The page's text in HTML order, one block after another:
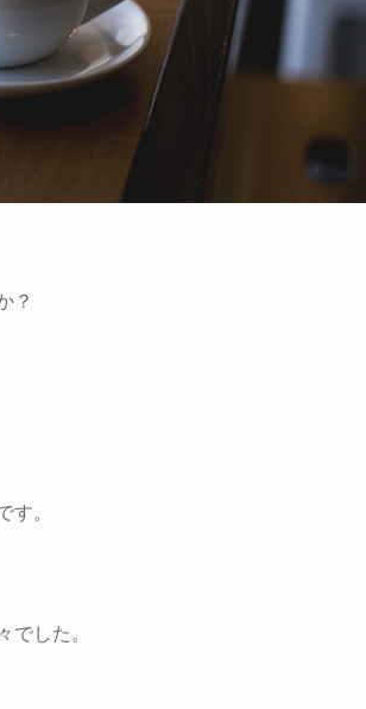
？
す。
でした。